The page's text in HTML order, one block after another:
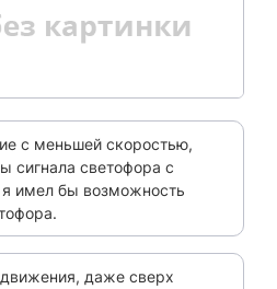
с меньшей скоростью,
сигнала светофора с
имел бы возможность
даже сверх